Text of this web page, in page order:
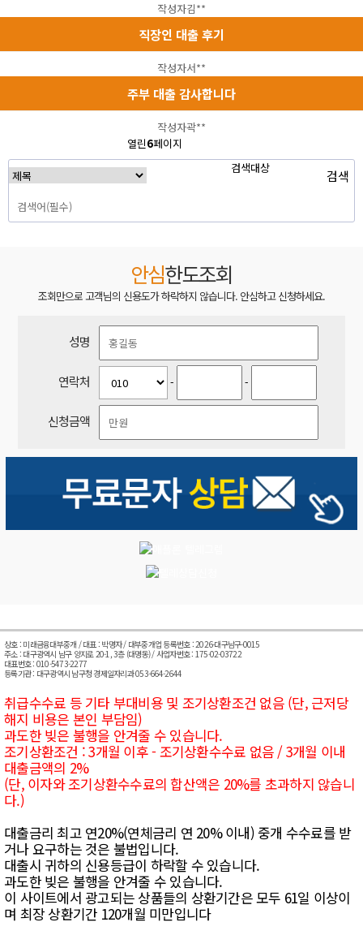
작성자김**
직장인 대출 후기
작성자서**
주부 대출 감사합니다
작성자곽**
열린6페이지
검색대상
검색
안심한도조회
조회만으로 고객님의 신용도가 하락하지 않습니다. 안심하고 신청하세요.
성명
연락처 - -
신청금액
상호 : 미래금융대부중개 / 대표 : 박명자 / 대부중개업 등록번호 : 2026-대구남구-0015
주소 : 대구광역시 남구 양지로 20-1, 3층 (대명동) / 사업자번호 : 175-02-03722
대표번호 : 010-5473-2277
등록기관 : 대구광역시 남구청 경제일자리과 053-664-2644
취급수수료 등 기타 부대비용 및 조기상환조건 없음 (단, 근저당
해지 비용은 본인 부담임)
과도한 빚은 불행을 안겨줄 수 있습니다.
조기상환조건 : 3개월 이후 - 조기상환수수료 없음 / 3개월 이내
대출금액의 2%
(단, 이자와 조기상환수수료의 합산액은 20%를 초과하지 않습니
다.)
대출금리 최고 연20%(연체금리 연 20% 이내) 중개 수수료를 받
거나 요구하는 것은 불법입니다.
대출시 귀하의 신용등급이 하락할 수 있습니다.
과도한 빚은 불행을 안겨줄 수 있습니다.
이 사이트에서 광고되는 상품들의 상환기간은 모두 61일 이상이
며 최장 상환기간 120개월 미만입니다